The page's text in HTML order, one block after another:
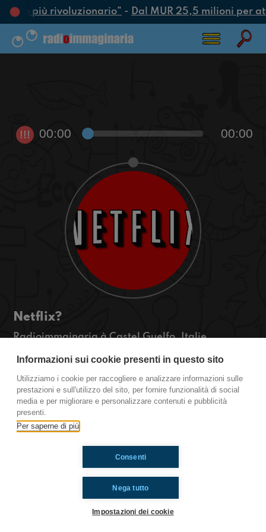
più rivoluzionario”- Dal MUR 25,5 milioni per
!!! 00:00 00:00
Netflix?
Radioimmginaria à Castel Guelfo, Italie
parler de Netflix, est-ce que vous le connaissez?
Oui? Non? Écoutez moi pour en savoir plus!
#TousLesMemes
Ti è piaciuto? Condividilo!
Informazioni sui cookie presenti in questo sito
Utilizziamo i cookie per raccogliere e analizzare informazioni sulle
prestazioni e sull'utilizzo del sito, per fornire funzionalità di social
media e per migliorare e personalizzare contenuti e pubblicità
presenti.
Per saperne di più
Nega tutto
Consenti
Impostazioni dei cookie